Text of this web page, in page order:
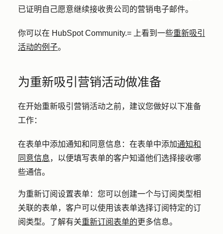
已证明自己愿意继续接收贵公司的营销电子邮件。
你可以在 HubSpot Community.= 上看到一些重新吸引
活动的例子。
为重新吸引营销活动做准备
在开始重新吸引营销活动之前，建议您做好以下准备
工作：
在表单中添加通知和同意信息 ：在表单中添加通知和
同意信息，以便填写表单的客户知道他们选择接收哪
些通信。
为重新订阅设置表单：您可以创建一个与订阅类型相
关联的表单，客户可以使用该表单选择订阅特定的订
阅类型。了解有关重新订阅表单的更多信息。